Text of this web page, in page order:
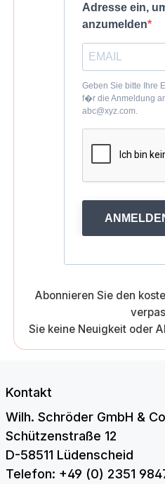
Adresse ein,
anzumelden
Geben Sie bitte Ihre
f�r die Anmeldung
abc@xyz.com.
Abonnieren Sie den
Sie keine Neuigkeit oder
Kontakt
Wilh. Schröder GmbH &
Schützenstraße 12
D-58511 Lüdenscheid
Telefon: +49 (0) 2351